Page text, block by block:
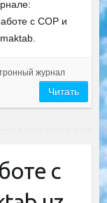
с СОР и
журнал
Читать
с